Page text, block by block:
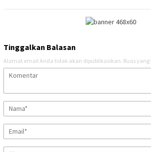
Tinggalkan Balasan
Alamat email Anda tidak akan dipublikasikan. Ruas